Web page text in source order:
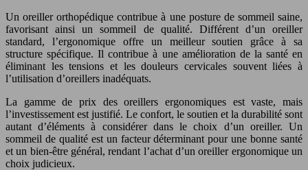
Un oreiller orthopédique contribue à une posture de sommeil saine,
favorisant ainsi un sommeil de qualité. Différent d’un oreiller
standard, l’ergonomique offre un meilleur soutien grâce à sa
structure spécifique. Il contribue à une amélioration de la santé en
éliminant les tensions et les douleurs cervicales souvent liées à
l’utilisation d’oreillers inadéquats.
La gamme de prix des oreillers ergonomiques est vaste, mais
l’investissement est justifié. Le confort, le soutien et la durabilité sont
autant d’éléments à considérer dans le choix d’un oreiller. Un
sommeil de qualité est un facteur déterminant pour une bonne santé
et un bien-être général, rendant l’achat d’un oreiller ergonomique un
choix judicieux.